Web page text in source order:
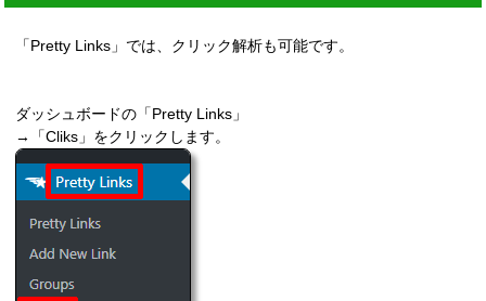
「Pretty Links」では、クリック解析も可能です。
ダッシュボードの「Pretty Links」
→「Cliks」をクリックします。